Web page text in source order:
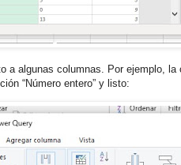
a algunas columnas. Por ejemplo, la
“Número entero” y listo: